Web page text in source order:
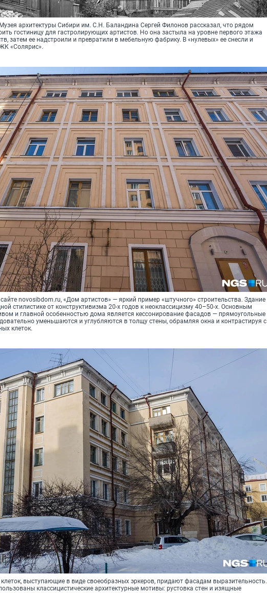
архитектуры Сибири им. С.Н. Баландина Сергей Филонов рассказал, что рядом
гостиницу для гастролирующих артистов. Но она застыла на уровне первого этажа
затем ее надстроили и превратили в мебельную фабрику. В «нулевых» ее снесли и
«Солярис».
novosibdom.ru, «Дом артистов» — яркий пример «штучного» строительства. Здание
стилистике от конструктивизма 20-х годов к неоклассицизму 40–50-х. Основным
и главной особенностью дома является кессонирование фасадов — прямоугольные
уменьшаются и углубляются в толщу стены, обрамляя окна и контрастируя с
клеток.
клеток, выступающие в виде своеобразных эркеров, придают фасадам выразительность.
классицистические архитектурные мотивы: рустовка стен и изящные